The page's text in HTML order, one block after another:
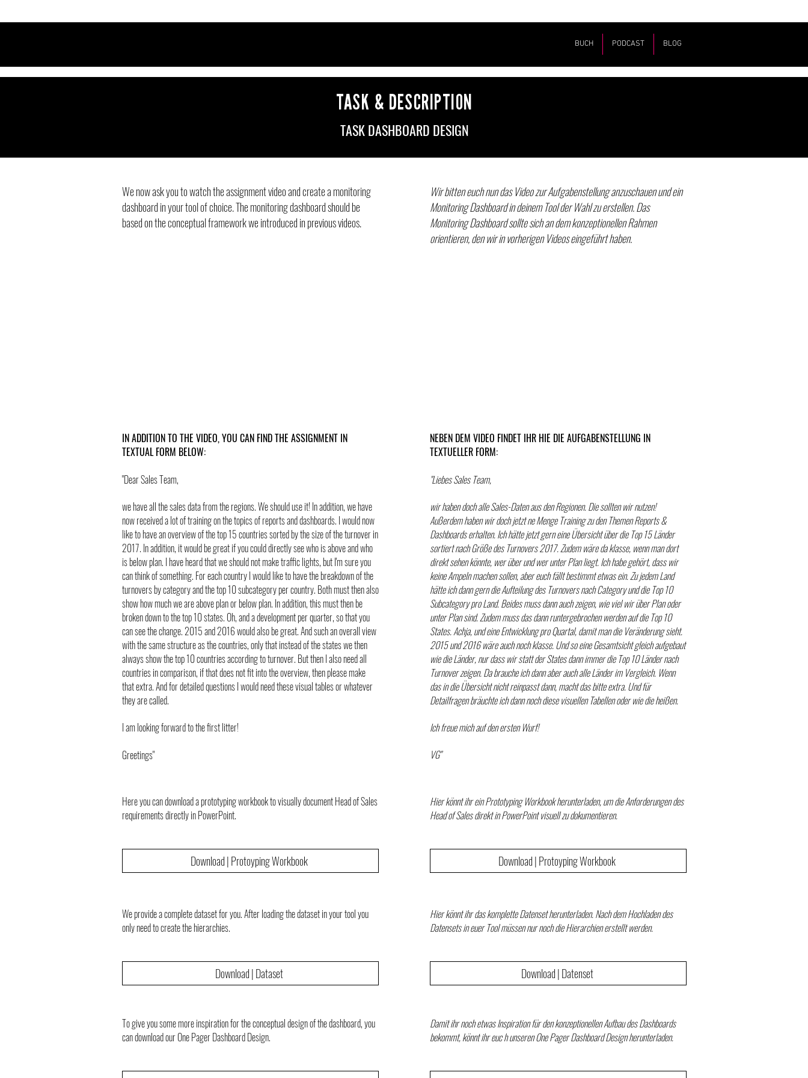
BUCH PODCAST BLOG
TASK & DESCRIPTION
TASK DASHBOARD DESIGN
We now ask you to watch the assignment video and create a monitoring
dashboard in your tool of choice. The monitoring dashboard should be
based on the conceptual framework we introduced in previous videos.
IN ADDITION TO THE VIDEO, YOU CAN FIND THE ASSIGNMENT IN
TEXTUAL FORM BELOW:
"Dear Sales Team,
we have all the sales data from the regions. We should use it! In addition, we have
now received a lot of training on the topics of reports and dashboards. I would now
like to have an overview of the top 15 countries sorted by the size of the turnover in
2017. In addition, it would be great if you could directly see who is above and who
is below plan. I have heard that we should not make traffic lights, but I'm sure you
can think of something. For each country I would like to have the breakdown of the
turnovers by category and the top 10 subcategory per country. Both must then also
show how much we are above plan or below plan. In addition, this must then be
broken down to the top 10 states. Oh, and a development per quarter, so that you
can see the change. 2015 and 2016 would also be great. And such an overall view
with the same structure as the countries, only that instead of the states we then
always show the top 10 countries according to turnover. But then I also need all
countries in comparison, if that does not fit into the overview, then please make
that extra. And for detailed questions I would need these visual tables or whatever
they are called.
I am looking forward to the first litter!
Greetings"
Here you can download a prototyping workbook to visually document Head of Sales
requirements directly in PowerPoint.
Download | Protoyping Workbook
We provide a complete dataset for you. After loading the dataset in your tool you
only need to create the hierarchies.
Download | Dataset
To give you some more inspiration for the conceptual design of the dashboard, you
can download our One Pager Dashboard Design.
Wir bitten euch nun das Video zur Aufgabenstellung anzuschauen und ein
Monitoring Dashboard in deinem Tool der Wahl zu erstellen. Das
Monitoring Dashboard sollte sich an dem konzeptionellen Rahmen
orientieren, den wir in vorherigen Videos eingeführt haben.
NEBEN DEM VIDEO FINDET IHR HIE DIE AUFGABENSTELLUNG IN
TEXTUELLER FORM:
"Liebes Sales Team,
wir haben doch alle Sales-Daten aus den Regionen. Die sollten wir nutzen!
Außerdem haben wir doch jetzt ne Menge Training zu den Themen Reports &
Dashboards erhalten. Ich hätte jetzt gern eine Übersicht über die Top 15 Länder
sortiert nach Größe des Turnovers 2017. Zudem wäre da klasse, wenn man dort
direkt sehen könnte, wer über und wer unter Plan liegt. Ich habe gehört, dass wir
keine Ampeln machen sollen, aber euch fällt bestimmt etwas ein. Zu jedem Land
hätte ich dann gern die Aufteilung des Turnovers nach Category und die Top 10
Subcategory pro Land. Beides muss dann auch zeigen, wie viel wir über Plan oder
unter Plan sind. Zudem muss das dann runtergebrochen werden auf die Top 10
States. Achja, und eine Entwicklung pro Quartal, damit man die Veränderung sieht.
2015 und 2016 wäre auch noch klasse. Und so eine Gesamtsicht gleich aufgebaut
wie die Länder, nur dass wir statt der States dann immer die Top 10 Länder nach
Turnover zeigen. Da brauche ich dann aber auch alle Länder im Vergleich. Wenn
das in die Übersicht nicht reinpasst dann, macht das bitte extra. Und für
Detailfragen bräuchte ich dann noch diese visuellen Tabellen oder wie die heißen.
Ich freue mich auf den ersten Wurf!
VG"
Hier könnt ihr ein Prototyping Workbook herunterladen, um die Anforderungen des
Head of Sales direkt in PowerPoint visuell zu dokumentieren.
Download | Protoyping Workbook
Hier könnt ihr das komplette Datenset herunterladen. Nach dem Hochladen des
Datensets in euer Tool müssen nur noch die Hierarchien erstellt werden.
Download | Datenset
Damit ihr noch etwas Inspiration für den konzeptionellen Aufbau des Dashboards
bekommt, könnt ihr euc h unseren One Pager Dashboard Design herunterladen.